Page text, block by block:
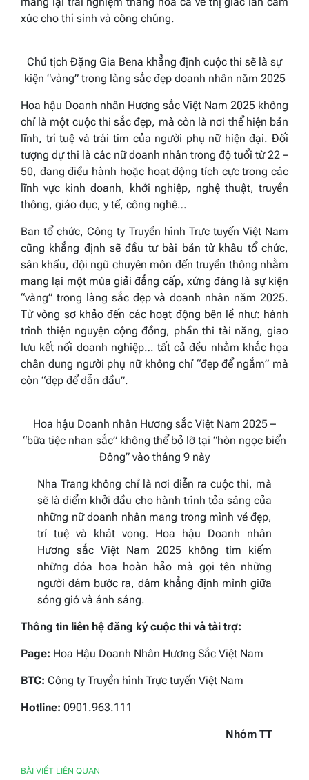
xúc cho thí sinh và công chúng.
Chủ tịch Đặng Gia Bena khẳng định cuộc thi sẽ là sự
kiện “vàng” trong làng sắc đẹp doanh nhân năm 2025
Hoa hậu Doanh nhân Hương sắc Việt Nam 2025 không
chỉ là một cuộc thi sắc đẹp, mà còn là nơi thể hiện bản
lĩnh, trí tuệ và trái tim của người phụ nữ hiện đại. Đối
tượng dự thi là các nữ doanh nhân trong độ tuổi từ 22 –
50, đang điều hành hoặc hoạt động tích cực trong các
lĩnh vực kinh doanh, khởi nghiệp, nghệ thuật, truyền
thông, giáo dục, y tế, công nghệ…
Ban tổ chức, Công ty Truyền hình Trực tuyến Việt Nam
cũng khẳng định sẽ đầu tư bài bản từ khâu tổ chức,
sân khấu, đội ngũ chuyên môn đến truyền thông nhằm
mang lại một mùa giải đẳng cấp, xứng đáng là sự kiện
“vàng” trong làng sắc đẹp và doanh nhân năm 2025.
Từ vòng sơ khảo đến các hoạt động bên lề như: hành
trình thiện nguyện cộng đồng, phần thi tài năng, giao
lưu kết nối doanh nghiệp… tất cả đều nhằm khắc họa
chân dung người phụ nữ không chỉ “đẹp để ngắm” mà
còn “đẹp để dẫn đầu”.
Hoa hậu Doanh nhân Hương sắc Việt Nam 2025 –
“bữa tiệc nhan sắc” không thể bỏ lỡ tại “hòn ngọc biển
Đông” vào tháng 9 này
Nha Trang không chỉ là nơi diễn ra cuộc thi, mà
sẽ là điểm khởi đầu cho hành trình tỏa sáng của
những nữ doanh nhân mang trong mình vẻ đẹp,
trí tuệ và khát vọng. Hoa hậu Doanh nhân
Hương sắc Việt Nam 2025 không tìm kiếm
những đóa hoa hoàn hảo mà gọi tên những
người dám bước ra, dám khẳng định mình giữa
sóng gió và ánh sáng.
Thông tin liên hệ đăng ký cuộc thi và tài trợ:
Page: Hoa Hậu Doanh Nhân Hương Sắc Việt Nam
BTC: Công ty Truyền hình Trực tuyến Việt Nam
Hotline: 0901.963.111
Nhóm TT
BÀI VIẾT LIÊN QUAN